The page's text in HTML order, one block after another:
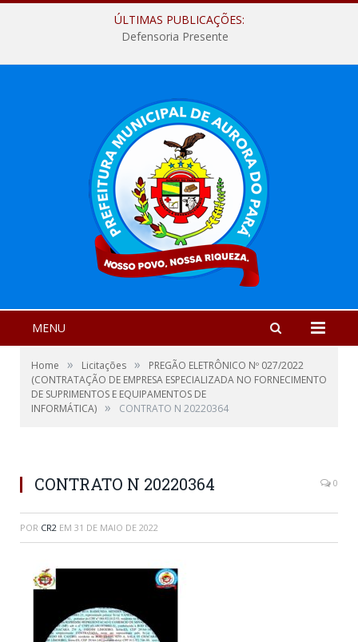
ÚLTIMAS PUBLICAÇÕES:
Defensoria Presente
MENU
Home » Licitações »
PREGÃO ELETRÔNICO Nº 027/2022
(CONTRATAÇÃO DE EMPRESA ESPECIALIZADA NO FORNECIMENTO
DE SUPRIMENTOS E EQUIPAMENTOS DE
INFORMÁTICA) » CONTRATO N 20220364
CONTRATO N 20220364 0
POR CR2 EM 31 DE MAIO DE 2022